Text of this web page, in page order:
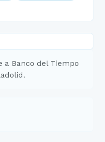
a Banco del Tiempo